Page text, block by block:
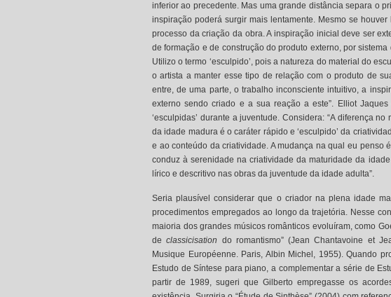
inferior ao precedente. Mas uma grande distância separa o
inspiração poderá surgir mais lentamente. Mesmo se
processo da criação da obra. A inspiração inicial deve ser
de formação e de construção do produto externo, por
Utilizo o termo ‘esculpido’, pois a natureza do material do
o artista a manter esse tipo de relação com o produto de
entre, de uma parte, o trabalho inconsciente intuitivo, a
externo sendo criado e a sua reação a este”. Elliot
‘esculpidas’ durante a juventude. Considera: “A diferença
da idade madura é o caráter rápido e ‘esculpido’ da
e ao conteúdo da criatividade. A mudança na qual eu penso
conduz à serenidade na criatividade da maturidade da
lírico e descritivo nas obras da juventude da idade adulta”.
Seria plausível considerar que o criador na plena idade
procedimentos empregados ao longo da trajetória. Nesse
maioria dos grandes músicos românticos evoluíram, como
declassicisation do romantismo” (Jean Chantavoine et
Musique Européenne. Paris, Albin Michel, 1955). Quando
Estudo de Síntese para piano, a complementar a série de
partir de 1989, sugeri que Gilberto empregasse os